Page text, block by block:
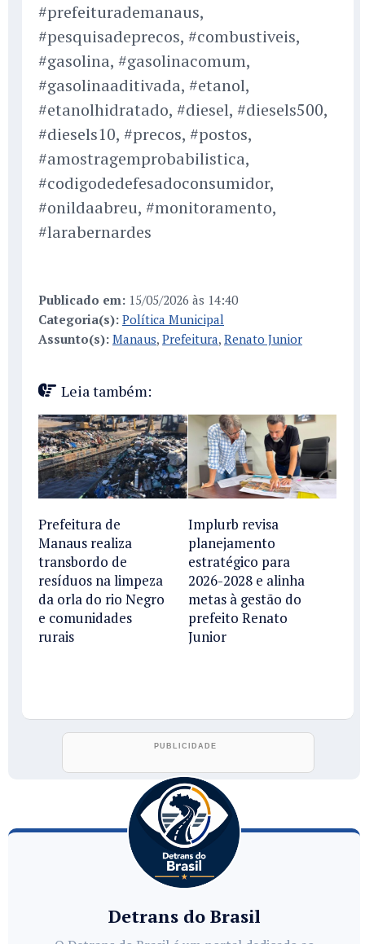
#prefeiturademanaus,
#pesquisadeprecos, #combustiveis,
#gasolina, #gasolinacomum,
#gasolinaaditivada, #etanol,
#etanolhidratado, #diesel, #diesels500,
#diesels10, #precos, #postos,
#amostragemprobabilistica,
#codigodedefesadoconsumidor,
#onildaabreu, #monitoramento,
#larabernardes
Publicado em: 15/05/2026 às 14:40
Categoria(s): Política Municipal
Assunto(s): Manaus, Prefeitura, Renato Junior
Leia também:
Prefeitura de
Manaus realiza
transbordo de
resíduos na limpeza
da orla do rio Negro
e comunidades
rurais
Implurb revisa
planejamento
estratégico para
2026-2028 e alinha
metas à gestão do
prefeito Renato
Junior
Detrans do Brasil